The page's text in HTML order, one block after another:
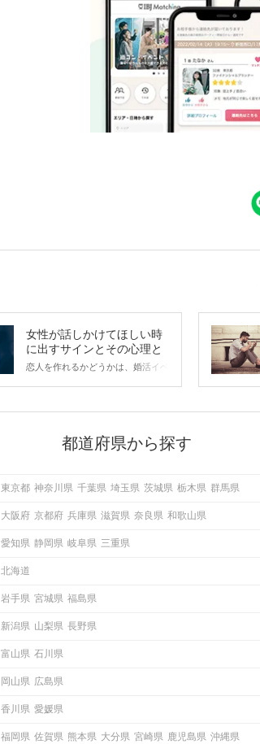
女性が話しかけてほしい時
に出すサインとその心理と
は？
恋人を作れるかどうかは、婚活イベ
から恋人作りを本格的に始めようと
している方は、女性が異性を求めて
この記事では、女性が話しかけて欲
しく解説した後、婚活イベントで実
ような行動に繋げるべきかをご紹介
都道府県から探す
東京都 神奈川県 千葉県 埼玉県 茨城県 栃木県 群馬県
大阪府 京都府 兵庫県 滋賀県 奈良県 和歌山県
愛知県 静岡県 岐阜県 三重県
北海道
岩手県 宮城県 福島県
新潟県 山梨県 長野県
富山県 石川県
岡山県 広島県
香川県 愛媛県
福岡県 佐賀県 熊本県 大分県 宮崎県 鹿児島県 沖縄県